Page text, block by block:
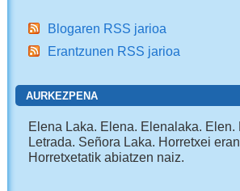
Blogaren RSS jarioa
Erantzunen RSS jarioa
AURKEZPENA
Elena Laka. Elena. Elenalaka. Elen.
Letrada. Señora Laka. Horretxei
Horretxetatik abiatzen naiz.